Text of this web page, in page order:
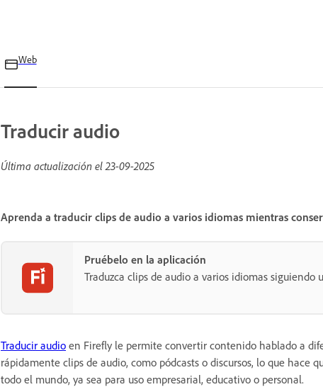
Web
Traducir audio
Última actualización el23-09-2025
Aprenda a traducir clips de audio a varios idiomas mientras
Pruébelo en la aplicación
Traduzca clips de audio a varios idiomas siguiendo
Traducir audio en Firefly le permite convertir contenido hablado a
rápidamente clips de audio, como pódcasts o discursos, lo que hace
todo el mundo, ya sea para uso empresarial, educativo o personal.